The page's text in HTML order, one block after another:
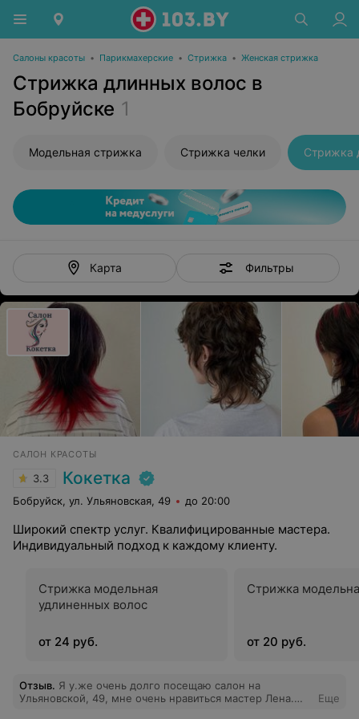
Салоны красоты • Парикмахерские • Стрижка • Женская стрижка
Стрижка длинных волос в
Бобруйске 1
Модельная стрижка Стрижка челки Стрижка
Карта Фильтры
САЛОН КРАСОТЫ
3.3 Кокетка
Бобруйск, ул. Ульяновская, 49 до 20:00
Широкий спектр услуг. Квалифицированные мастера.
Индивидуальный подход к каждому клиенту.
Стрижка модельная
удлиненных волос
от 24 руб.
Стрижка
от 20 руб.
Отзыв. Я у.же очень долго посещаю салон на
Ульяновской, 49, мне очень нравиться мастер Лена.
Еще